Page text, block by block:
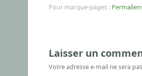
Pour marque-pages :
Laisser un
Votre adresse e-mail ne sera